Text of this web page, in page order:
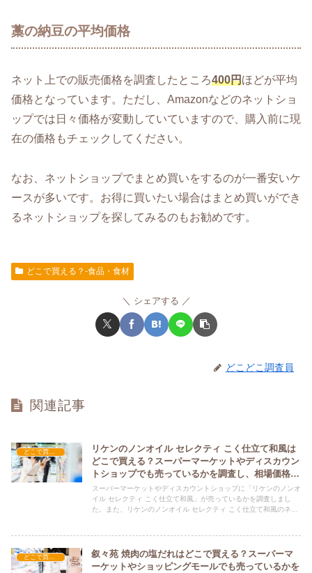
藁の納豆の平均価格
ネット上での販売価格を調査したところ400円ほどが平均
価格となっています。ただし、Amazonなどのネットショ
ップでは日々価格が変動していていますので、購入前に現
在の価格もチェックしてください。
なお、ネットショップでまとめ買いをするのが一番安いケ
ースが多いです。お得に買いたい場合はまとめ買いができ
るネットショップを探してみるのもお勧めです。
どこで買える？-食品・食材
シェアする
どこどこ調査員
関連記事
どこで買える？-食品・食材
リケンのノンオイル セレクティ こく仕立て和風は
どこで買える？スーパーマーケットやディスカウン
トショップでも売っているかを調査し、相場価格と
共に紹介します。
スーパーマーケットやディスカウントショップに「リケンのノンオ
イル セレクティ こく仕立て和風」が売っているかを調査しまし
た。また、リケンのノンオイル セレクティ こく仕立て和風のネッ
どこで買える？-食品・食材
叙々苑 焼肉の塩だれはどこで買える？スーパーマ
ーケットやショッピングモールでも売っているかを